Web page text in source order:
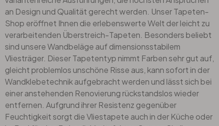
an Design und Qualität gerecht werden. Unser Tapeten-
Shop eröffnet Ihnen die erlebenswerte Welt der leicht zu
verarbeitenden Überstreich-Tapeten. Besonders beliebt
sind unsere Wandbeläge auf dimensionsstabilem
Vliesträger. Dieser Tapetentyp nimmt Farben sehr gut auf,
gleicht problemlos unschöne Risse aus, kann sofort in der
Wandklebetechnik aufgebracht werden und lässt sich bei
einer anstehenden Renovierung rückstandslos wieder
entfernen. Aufgrund ihrer Resistenz gegenüber
Feuchtigkeit sorgt dieVliestapete auch in der Küche oder